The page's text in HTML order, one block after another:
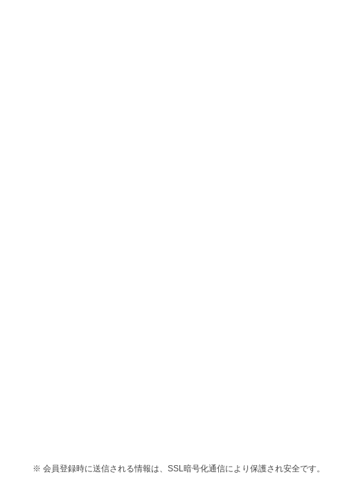
会員登録時に送信される情報は、SSL暗号化通信により保護され安全です。